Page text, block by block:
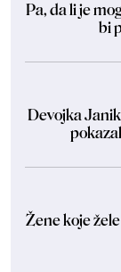
Pa, da li je
bi
Devojka
Žene koje